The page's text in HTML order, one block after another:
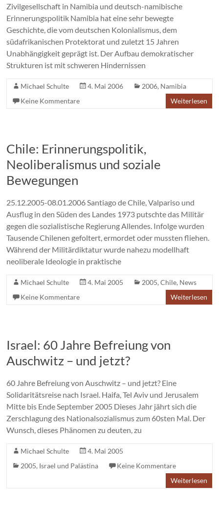
Zivilgesellschaft in Namibia und deutsch-namibische
Erinnerungspolitik Namibia hat eine sehr bewegte
Geschichte, die vom deutschen Kolonialismus, dem
südafrikanischen Protektorat und zuletzt 15 Jahren
Unabhängigkeit geprägt ist. Der Aufbau demokratischer
Strukturen ist mit schweren Hindernissen
Michael Schulte 4. Mai 2006 2006, Namibia
Keine Kommentare
Weiterlesen
Chile: Erinnerungspolitik,
Neoliberalismus und soziale
Bewegungen
25.12.2005-08.01.2006 Santiago de Chile, Valpariso und
Ausflug in den Süden des Landes 1973 putschte das Militär
gegen die sozialistische Regierung Allendes. Infolge wurden
Tausende Chilenen gefoltert, ermordet oder mussten fliehen.
Während der Militärdiktatur wurde nahezu modellhaft
neoliberale Ideologie in praktische
Michael Schulte 4. Mai 2005 2005,Chile, News
Keine Kommentare
Weiterlesen
Israel: 60 Jahre Befreiung von
Auschwitz – und jetzt?
60 Jahre Befreiung von Auschwitz – und jetzt? Eine
Solidaritätsreise nach Israel. Haifa, Tel Aviv und Jerusalem
Mitte bis Ende September 2005 Dieses Jahr jährt sich die
Zerschlagung des Nationalsozialismus zum 60sten Mal. Der
Wunsch, dieses Phänomen zu deuten, zu
Michael Schulte
4. Mai 2005
2005, Israel und Palästina
Keine Kommentare
Weiterlesen